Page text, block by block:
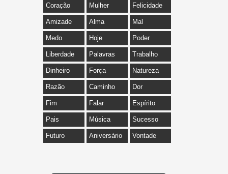
Coração Mulher Felicidade
Amizade Alma Mal
Medo Hoje Poder
Liberdade Palavras Trabalho
Dinheiro Força Natureza
Razão Caminho Dor
Fim Falar Espírito
Pais Música Sucesso
Futuro Aniversário Vontade